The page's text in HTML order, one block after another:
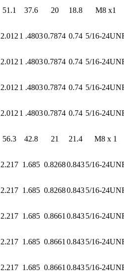
51.1 37.6 20 18.8 M8 x1
2.012 1 .48030.7874 0.74 5/16-
2.012 1 .48030.7874 0.74 5/16-
2.012 1 .48030.7874 0.74 5/16-
2.012 1 .48030.7874 0.74 5/16-
56.3 42.8 21 21.4 M8 x 1
2.217 1.685 0.82680.8435/16-
2.217 1.685 0.82680.8435/16-
2.217 1.685 0.8661 0.8435/16-
2.217 1.685 0.8661 0.8435/16-
2.217 1.685 0.8661 0.8435/16-